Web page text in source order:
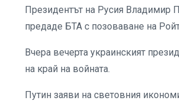
Президентът на Русия Владимир
предаде БТА с позоваване на
Вчера вечерта украинският
на край на войната.
Путин заяви на световния